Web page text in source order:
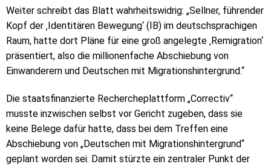
Weiter schreibt das Blatt wahrheitswidrig: „Sellner, führender
Kopf der ‚Identitären Bewegung‘ (IB) im deutschsprachigen
Raum, hatte dort Pläne für eine groß angelegte ‚Remigration‘
präsentiert, also die millionenfache Abschiebung von
Einwanderern und Deutschen mit Migrationshintergrund.“
Die staatsfinanzierte Rechercheplattform „Correctiv“
musste inzwischen selbst vor Gericht zugeben, dass sie
keine Belege dafür hatte, dass bei dem Treffen eine
Abschiebung von „Deutschen mit Migrationshintergrund“
geplant worden sei. Damit stürzte ein zentraler Punkt der